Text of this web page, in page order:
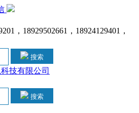
，18929502661，18924129401，
搜索
搜索